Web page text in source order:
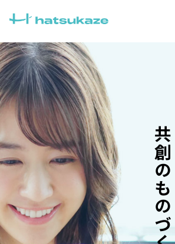
共創のものづくり。